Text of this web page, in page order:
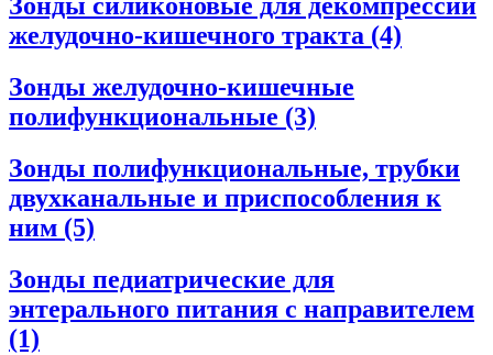
Зонды силиконовые для декомпрессии
желудочно-кишечного тракта (4)
Зонды желудочно-кишечные
полифункциональные (3)
Зонды полифункциональные, трубки
двухканальные и приспособления к
ним (5)
Зонды педиатрические для
энтерального питания с направителем
(1)